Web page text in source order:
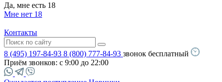
Да, мне есть 18
Мне нет 18
Контакты
8 (495) 197-84-93 8 (800) 777-84-93 звонок бесплатный
Приём звонков: с 9:00 до 22:00